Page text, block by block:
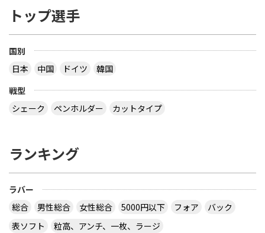
トップ選手
国別
日本
中国 ドイツ
韓国
戦型
シェーク
ペンホルダー カットタイプ
ランキング
ラバー
総合
男性総合 女性総合 5000円以下 フォア
バック
表ソフト
粒高、アンチ、一枚、ラージ